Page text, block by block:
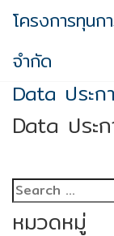
Skip
content
โครงการทุน
จำกัด
Data ประ
Data ประ
Search
for:
หมวดหมู่